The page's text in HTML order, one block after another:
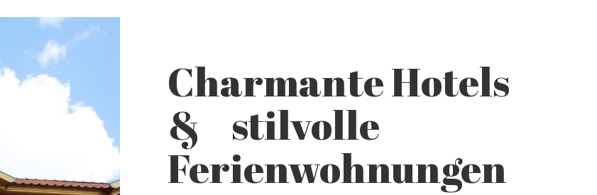
Charmante Hotels
& stilvolle
Ferienwohnungen